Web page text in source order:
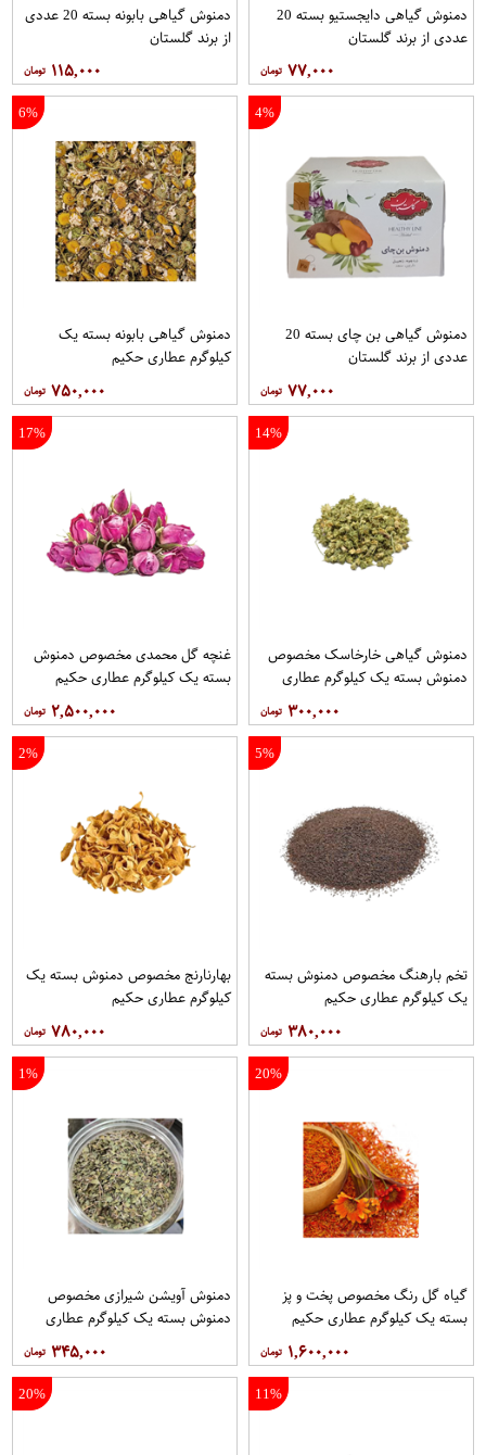
دمنوش گیاهی دایجستیو بسته 20
عددی از برند گلستان
۷۷,۰۰۰
دمنوش گیاهی بابونه بسته 20 عددی
از برند گلستان
۱۱۵,۰۰۰
4%
دمنوش گیاهی بن چای بسته 20
عددی از برند گلستان
۷۷,۰۰۰
6%
دمنوش گیاهی بابونه بسته یک
کیلوگرم عطاری حکیم
۷۵۰,۰۰۰
14%
دمنوش گیاهی خارخاسک مخصوص
دمنوش بسته یک کیلوگرم عطاری
۳۰۰,۰۰۰
17%
غنچه گل محمدی مخصوص دمنوش
بسته یک کیلوگرم عطاری حکیم
۲,۵۰۰,۰۰۰
5%
تخم بارهنگ مخصوص دمنوش بسته
یک کیلوگرم عطاری حکیم
۳۸۰,۰۰۰
2%
بهارنارنج مخصوص دمنوش بسته یک
کیلوگرم عطاری حکیم
۷۸۰,۰۰۰
20%
گیاه گل رنگ مخصوص پخت و پز
بسته یک کیلوگرم عطاری حکیم
۱,۶۰۰,۰۰۰
1%
دمنوش آویشن شیرازی مخصوص
دمنوش بسته یک کیلوگرم عطاری
۳۴۵,۰۰۰
11%
20%